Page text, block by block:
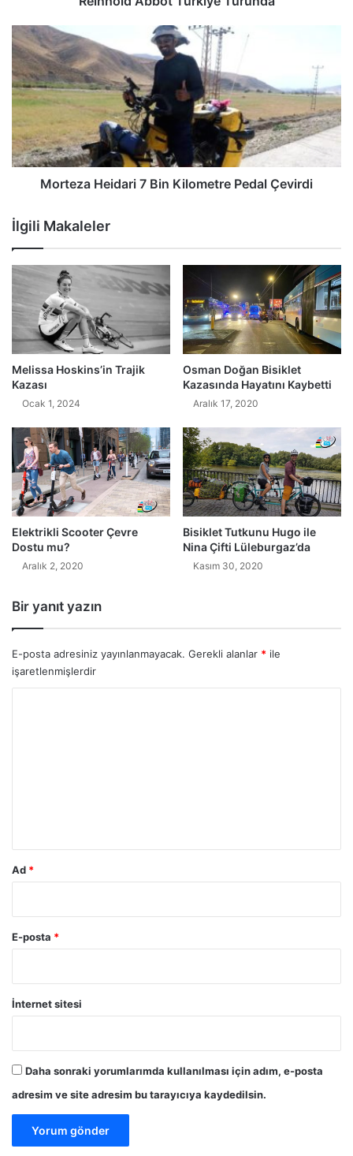
Morteza Heidari 7 Bin Kilometre Pedal Çevirdi
İlgili Makaleler
Melissa Hoskins’in Trajik
Kazası
Ocak 1, 2024
Osman Doğan Bisiklet
Kazasında Hayatını Kaybetti
Aralık 17, 2020
Elektrikli Scooter Çevre
Dostu mu?
Aralık 2, 2020
Bisiklet Tutkunu Hugo ile
Nina Çifti Lüleburgaz’da
Kasım 30, 2020
Bir yanıt yazın
E-posta adresiniz yayınlanmayacak. Gerekli alanlar * ile
işaretlenmişlerdir
Ad *
E-posta *
İnternet sitesi
Daha sonraki yorumlarımda kullanılması için adım, e-posta
adresim ve site adresim bu tarayıcıya kaydedilsin.